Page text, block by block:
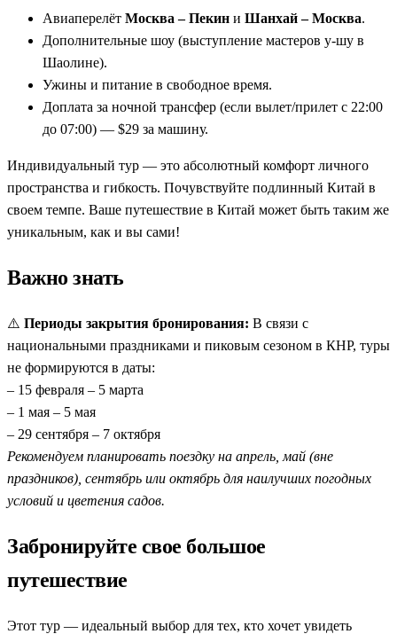
Авиаперелёт Москва – Пекин и Шанхай – Москва.
Дополнительные шоу (выступление мастеров у-шу в
Шаолине).
Ужины и питание в свободное время.
Доплата за ночной трансфер (если вылет/прилет с 22:00
до 07:00) — $29 за машину.
Индивидуальный тур — это абсолютный комфорт личного
пространства и гибкость. Почувствуйте подлинный Китай в
своем темпе. Ваше путешествие в Китай может быть таким же
уникальным, как и вы сами!
Важно знать
⚠️ Периоды закрытия бронирования: В связи с
национальными праздниками и пиковым сезоном в КНР, туры
не формируются в даты:
– 15 февраля – 5 марта
– 1 мая – 5 мая
– 29 сентября – 7 октября
Рекомендуем планировать поездку на апрель, май (вне
праздников), сентябрь или октябрь для наилучших погодных
условий и цветения садов.
Забронируйте свое большое
путешествие
Этот тур — идеальный выбор для тех, кто хочет увидеть